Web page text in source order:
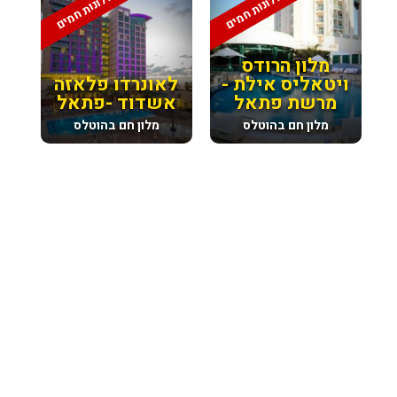
מלונות חמים
לאונרדו פלאזה
אשדוד -פתאל
מלון חם בהוטלס
מלונות חמים
מלון הרודס
ויטאליס אילת -
מרשת פתאל
מלון חם בהוטלס